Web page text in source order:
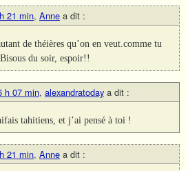
21 min, Anne a dit :
de théières qu’on en veut.comme tu
du soir, espoir!!
h 07 min, alexandratoday a dit :
tahitiens, et j’ai pensé à toi !
21 min, Anne a dit :